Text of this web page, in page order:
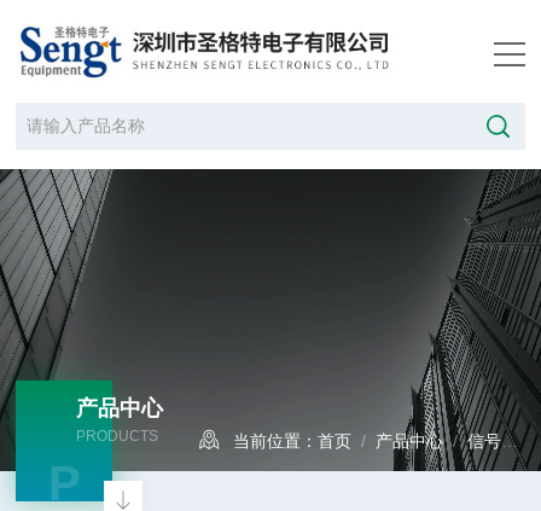
产品中心
PRODUCTS
P
当前位置：首页 / 产品中心/信号发生器